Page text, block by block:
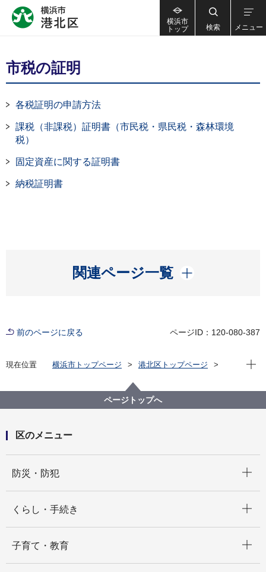
横浜市
トップ
検索 メニュー
市税の証明
各税証明の申請方法
課税（非課税）証明書（市民税・県民税・森林環境
税）
固定資産に関する証明書
納税証明書
関連ページ一覧
開く
前のページに戻る ページID：120-080-387
現在位置 横浜市トップページ
港北区トップページ
現在
ページトップへ
区のメニュー
防災・防犯
くらし・手続き
子育て・教育